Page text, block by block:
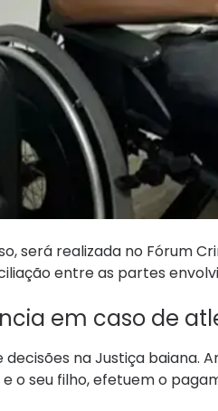
será realizada no Fórum
entre as partes
em caso de
na Justiça baiana.
o seu filho, efetuem o